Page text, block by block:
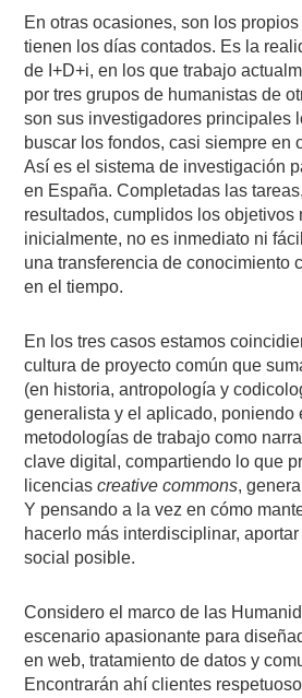
En otras ocasiones, son los
tienen los días contados. Es la
de I+D+i, en los que trabajo
por tres grupos de humanistas de
son sus investigadores principales
buscar los fondos, casi siempre en
Así es el sistema de investigación
en España. Completadas las
resultados, cumplidos los objetivos
inicialmente, no es inmediato ni
una transferencia de conocimiento
en el tiempo.
En los tres casos estamos
cultura de proyecto común que
(en historia, antropología y
generalista y el aplicado, poniendo
metodologías de trabajo como
clave digital, compartiendo lo que
licenciascreative commons,
Y pensando a la vez en cómo
hacerlo más interdisciplinar,
social posible.
Considero el marco de las
escenario apasionante para
en web, tratamiento de datos y
Encontrarán ahí clientes